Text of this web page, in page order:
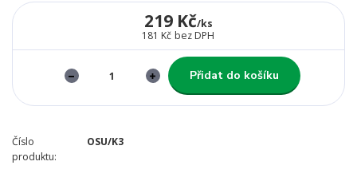
219 Kč/ks
181 Kč bez DPH
Přidat do košíku
Číslo
produktu:
OSU/K3